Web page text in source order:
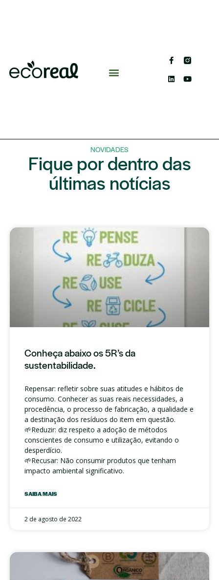
NOVIDADES
Fique por dentro das
últimas notícias
Conheça abaixo os 5R’s da
sustentabilidade.
Repensar: refletir sobre suas atitudes e hábitos de
consumo. Conhecer as suas reais necessidades, a
procedência, o processo de fabricação, a qualidade e
a destinação dos resíduos do item em questão.
🌱Reduzir: diz respeito a adoção de métodos
conscientes de consumo e utilização, evitando o
desperdício.
🌱Recusar: Não consumir produtos que tenham
impacto ambiental significativo.
SAIBA MAIS
2 de agosto de 2022